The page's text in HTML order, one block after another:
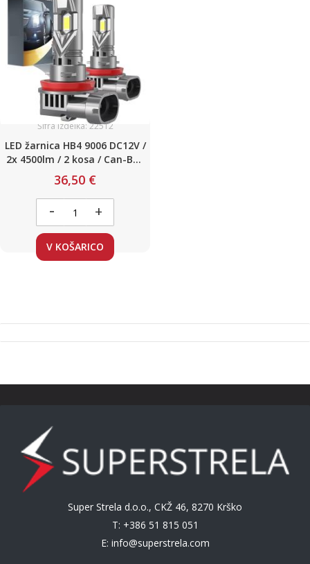
Šifra izdelka: 22512
LED žarnica HB4 9006 DC12V /
2x 4500lm / 2 kosa / Can-Bus
/ Set 2 kosa
36,50 €
- +
V KOŠARICO
Super Strela d.o.o., CKŽ 46, 8270 Krško
T: +386 51 815 051
E: info@superstrela.com